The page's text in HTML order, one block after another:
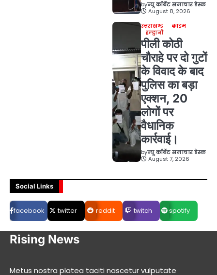
byन्यू कॉर्बेट समाचार डेस्क
August 8, 2026
उत्तराखण्ड
क्राइम
हल्द्वानी
पीली कोठी
चौराहे पर दो गुटों
के विवाद के बाद
पुलिस का बड़ा
एक्शन, 20
लोगों पर
वैधानिक
कार्रवाई।
byन्यू कॉर्बेट समाचार डेस्क
August 7, 2026
Social Links
facebook twitter reddit twitch spotify
Rising News
Metus nostra platea taciti nascetur vulputate